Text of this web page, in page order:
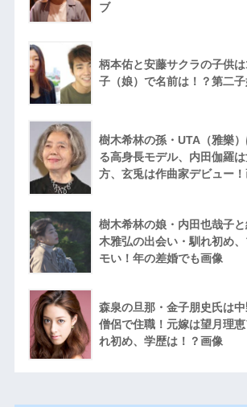
ブ
柄本佑と安藤サクラの子供
子（娘）で名前は！？第二
樹木希林の孫・UTA（雅樂
る高身長モデル、内田伽羅
方、玄兎は作曲家デビュー
樹木希林の娘・内田也哉子
木雅弘の出会い・馴れ初め
モい！年の差婚でも画像
森泉の旦那・金子朋史氏は
僧侶で住職！元嫁は望月理
れ初め、学歴は！？画像